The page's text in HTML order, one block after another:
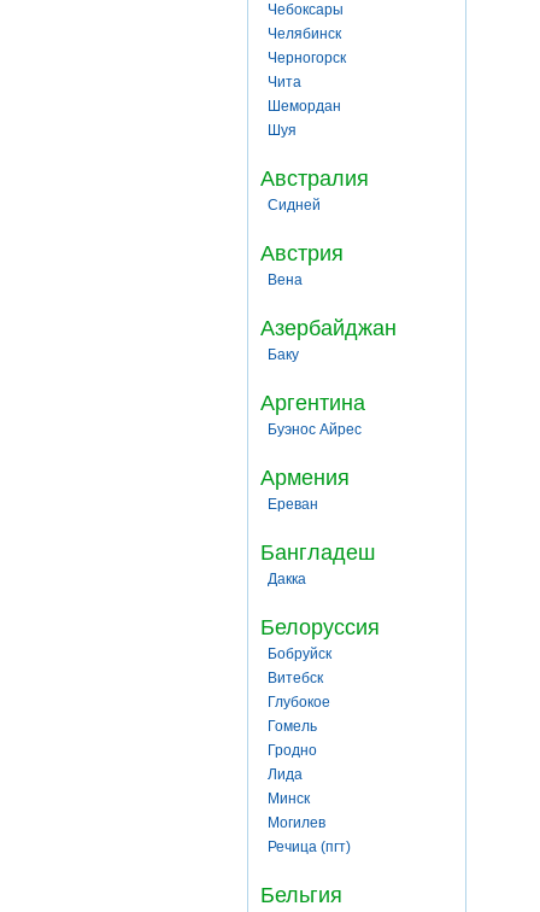
Чебоксары
Челябинск
Черногорск
Чита
Шемордан
Шуя
Австралия
Сидней
Австрия
Вена
Азербайджан
Баку
Аргентина
Буэнос Айрес
Армения
Ереван
Бангладеш
Дакка
Белоруссия
Бобруйск
Витебск
Глубокое
Гомель
Гродно
Лида
Минск
Могилев
Речица (пгт)
Бельгия